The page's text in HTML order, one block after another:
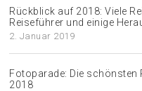
Rückblick auf 2018: Viele
Reiseführer und einige
2. Januar 2019
Fotoparade: Die schönsten
2018